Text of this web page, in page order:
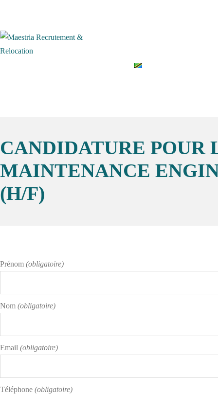
CANDIDATURE POUR
MAINTENANCE
(H/F)
Prénom (obligatoire)
Nom (obligatoire)
Email (obligatoire)
Téléphone (obligatoire)